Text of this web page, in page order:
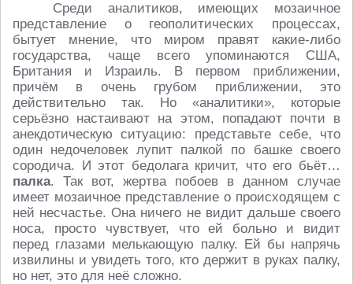
Среди аналитиков, имеющих мозаичное
представление о геополитических процессах,
бытует мнение, что миром правят какие-либо
государства, чаще всего упоминаются США,
Британия и Израиль. В первом приближении,
причём в очень грубом приближении, это
действительно так. Но «аналитики», которые
серьёзно настаивают на этом, попадают почти в
анекдотическую ситуацию: представьте себе, что
один недочеловек лупит палкой по башке своего
сородича. И этот бедолага кричит, что его бьёт…
палка. Так вот, жертва побоев в данном случае
имеет мозаичное представление о происходящем с
ней несчастье. Она ничего не видит дальше своего
носа, просто чувствует, что ей больно и видит
перед глазами мелькающую палку. Ей бы напрячь
извилины и увидеть того, кто держит в руках палку,
но нет, это для неё сложно.